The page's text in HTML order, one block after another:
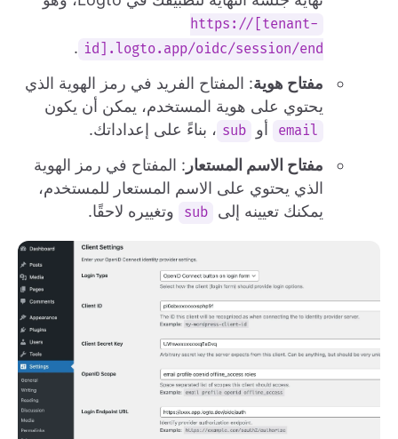
https://[tenant-
id].logto.app/oidc/session/end
.
مفتاح هوية: المفتاح الفريد في رمز الهوية الذي
يحتوي على هوية المستخدم، يمكن أن يكون
email أو sub ، بناءً على إعداداتك.
مفتاح الاسم المستعار : المفتاح في رمز الهوية
الذي يحتوي على الاسم المستعار للمستخدم،
يمكنك تعيينه إلى
sub وتغييره لاحقًا.